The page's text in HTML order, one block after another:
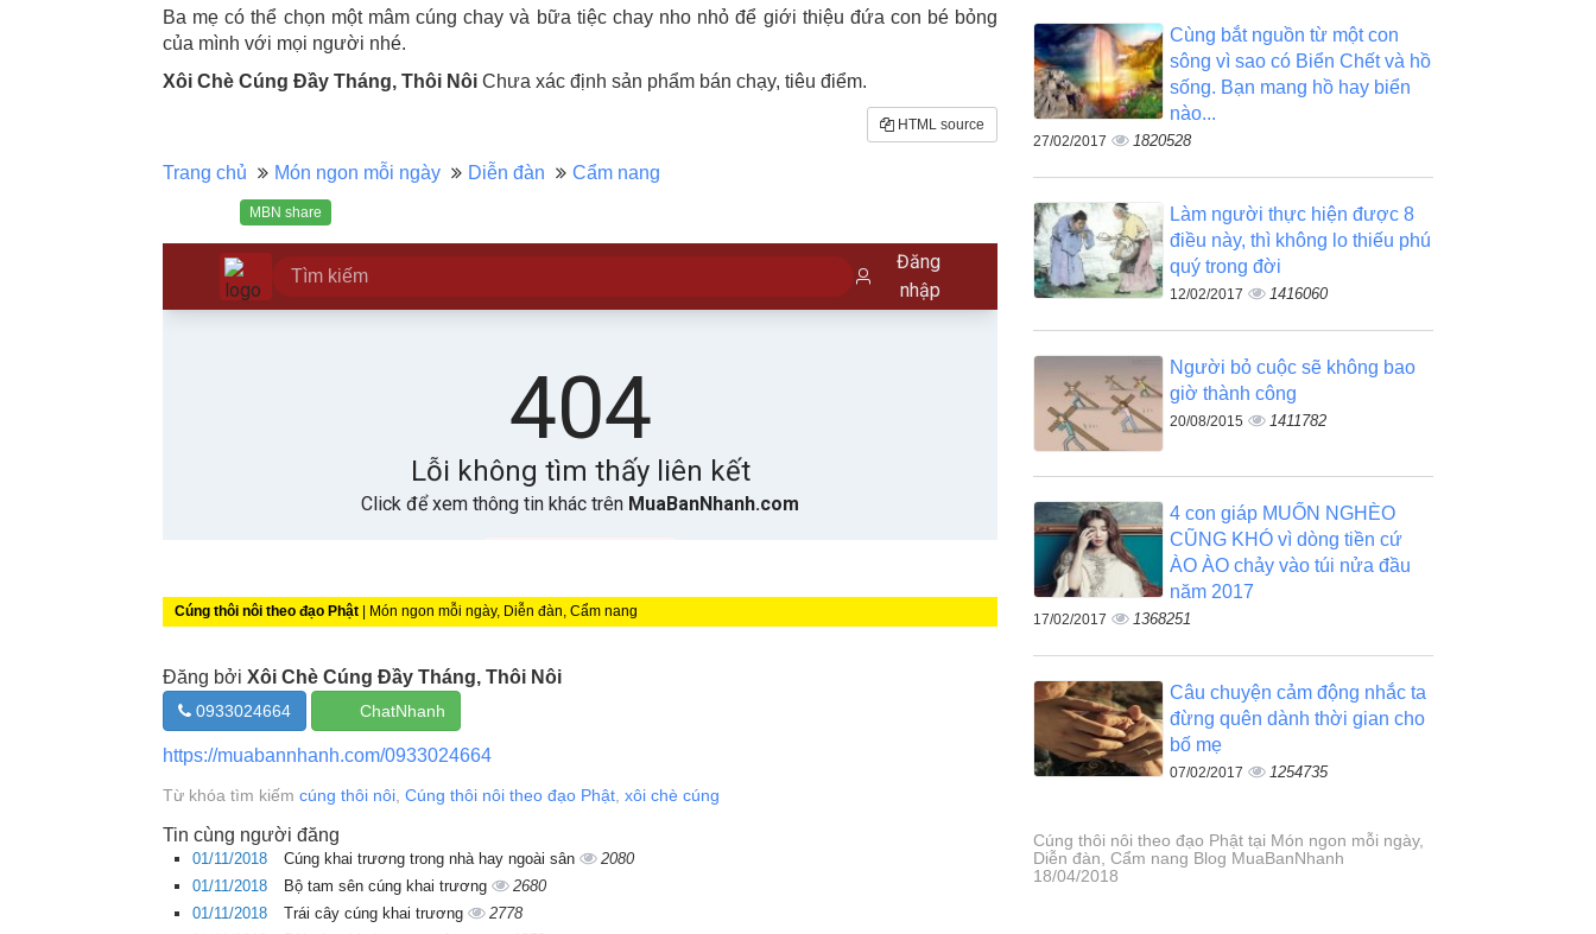
Ba mẹ có thể chọn một mâm cúng chay và bữa tiệc chay nho nhỏ để giới thiệu đứa con bé bỏng
của mình với mọi người nhé.
Xôi Chè Cúng Đầy Tháng, Thôi Nôi Chưa xác định sản phẩm bán chạy, tiêu điểm.
HTML source
Trang chủ Món ngon mỗi ngày Diễn đàn Cẩm nang
MBN share
Cúng thôi nôi theo đạo Phật | Món ngon mỗi ngày, Diễn đàn, Cẩm nang
Đăng bởi Xôi Chè Cúng Đầy Tháng, Thôi Nôi
0933024664 ChatNhanh
https://muabannhanh.com/0933024664
Từ khóa tìm kiếm cúng thôi nôi Cúng thôi nôi theo đạo Phật xôi chè cúng
Tin cùng người đăng
01/11/2018 Cúng khai trương trong nhà hay ngoài sân
2080
01/11/2018
Bộ tam sên cúng khai trương
2680
01/11/2018
Trái cây cúng khai trương
2778
Cùng bắt nguồn từ một con
sông vì sao có Biển Chết và hồ
sống. Bạn mang hồ hay biển
nào...
27/02/2017 1820528
Làm người thực hiện được 8
điều này, thì không lo thiếu phú
quý trong đời
12/02/2017 1416060
Người bỏ cuộc sẽ không bao
giờ thành công
20/08/2015 1411782
4 con giáp MUỐN NGHÈO
CŨNG KHÓ vì dòng tiền cứ
ÀO ÀO chảy vào túi nửa đầu
năm 2017
17/02/2017 1368251
Câu chuyện cảm động nhắc ta
đừng quên dành thời gian cho
bố mẹ
07/02/2017 1254735
Cúng thôi nôi theo đạo Phật tại Món ngon mỗi ngày,
Diễn đàn, Cẩm nang Blog MuaBanNhanh
18/04/2018